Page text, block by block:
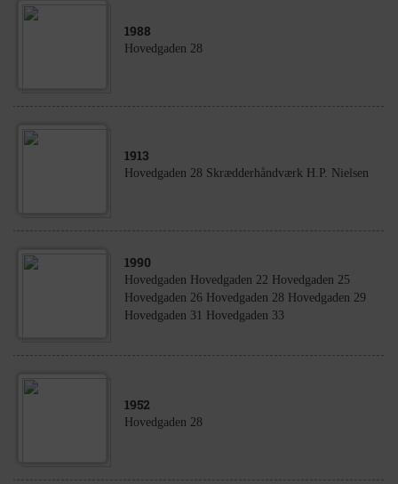
1988
Hovedgaden 28
1913
Hovedgaden 28 Skrædderhåndværk H.P. Nielsen
1990
Hovedgaden Hovedgaden 22 Hovedgaden 25
Hovedgaden 26 Hovedgaden 28 Hovedgaden 29
Hovedgaden 31 Hovedgaden 33
1952
Hovedgaden 28